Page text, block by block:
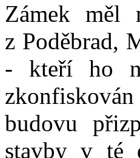
Zámek měl
z Poděbrad,
- kteří ho
budovu
stavby v té